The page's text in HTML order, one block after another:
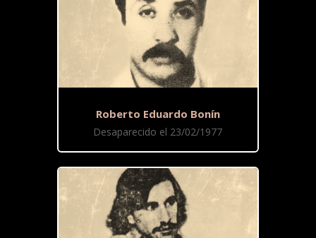
Roberto Eduardo Bonín
Desaparecido el 23/02/1977